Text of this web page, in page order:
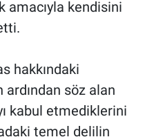
amacıyla kendisini
hakkındaki
ardından söz alan
kabul etmediklerini
temel delilin